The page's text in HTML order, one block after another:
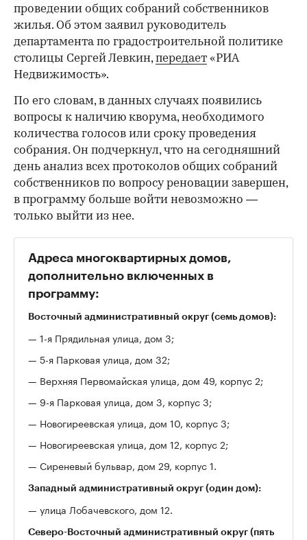
проведении общих собраний собственников
жилья. Об этом заявил руководитель
департамента по градостроительной политике
столицы Сергей Левкин,передает «РИА
Недвижимость».
По его словам, в данных случаях появились
вопросы к наличию кворума, необходимого
количества голосов или сроку проведения
собрания. Он подчеркнул, что на сегодняшний
день анализ всех протоколов общих собраний
собственников по вопросу реновации завершен,
в программу больше войти невозможно —
только выйти из нее.
Адреса многоквартирных домов,
дополнительно включенных в
программу:
Восточный административный округ (семь домов):
— 1-я Прядильная улица, дом 3;
— 5-я Парковая улица, дом 32;
— Верхняя Первомайская улица, дом 49, корпус 2;
— 9-я Парковая улица, дом 3, корпус 3;
— Новогиреевская улица, дом 10, корпус 3;
— Новогиреевская улица, дом 12, корпус 2;
— Сиреневый бульвар, дом 29, корпус 1.
Западный административный округ (один дом):
— улица Лобачевского, дом 12.
Северо-Восточный административный округ (пять